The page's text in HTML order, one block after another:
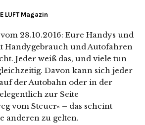
LUFT Magazin
28.10.2016: Eure Handys und
Handygebrauch und Autofahren
Jeder weiß das, und viele tun
Davon kann sich jeder
der Autobahn oder in der
zur Seite
vom Steuer« – das scheint
anderen zu gelten.